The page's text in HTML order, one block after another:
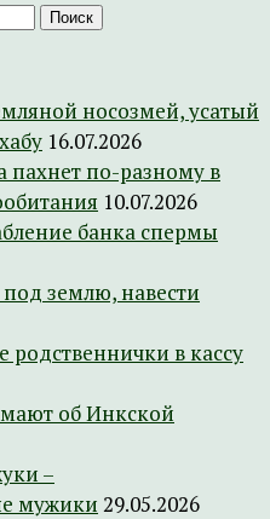
носозмей, усатый
16.07.2026
пахнет по-разному в
10.07.2026
банка спермы
землю, навести
родственнички в кассу
об Инкской
–
мужики 29.05.2026